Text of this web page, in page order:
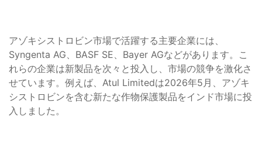
アゾキシストロビン市場で活躍する主要企業には、
Syngenta AG、BASF SE、Bayer AGなどがあります。こ
れらの企業は新製品を次々と投入し、市場の競争を激化さ
せています。例えば、Atul Limitedは2026年5月、アゾキ
シストロビンを含む新たな作物保護製品をインド市場に投
入しました。